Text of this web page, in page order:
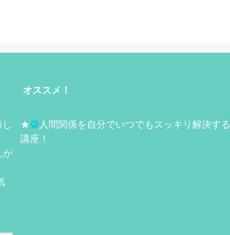
が
オススメ！
★
人間関係を自分でいつでもスッキリ解決する
講座！